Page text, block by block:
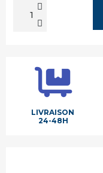
LIVRAISON
24-48H